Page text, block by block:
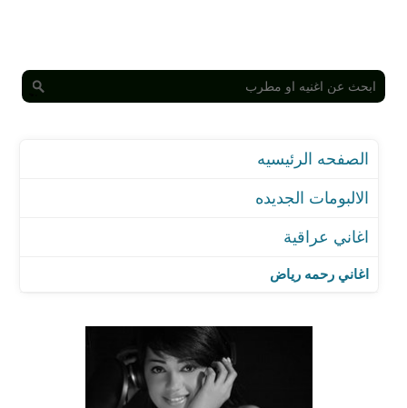
الالبومات الجديده
اغاني رحمه رياض